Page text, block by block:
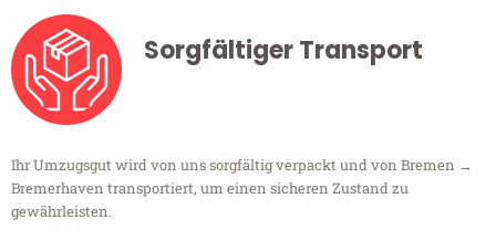
Sorgfältiger Transport
Ihr Umzugsgut wird von uns sorgfältig verpackt und von Bremen →
Bremerhaven transportiert, um einen sicheren Zustand zu
gewährleisten.